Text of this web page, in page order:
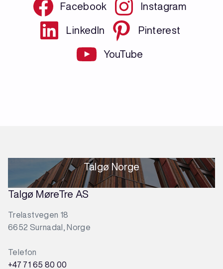
Facebook Instagram
LinkedIn Pinterest
YouTube
Talgø Norge
Talgø MøreTre AS
Trelastvegen 18
6652 Surnadal, Norge
Telefon
+47 71 65 80 00